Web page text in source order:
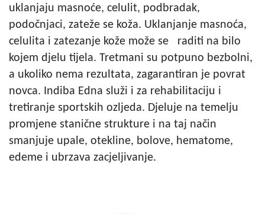
uklanjaju masnoće, celulit, podbradak,
podočnjaci, zateže se koža. Uklanjanje masnoća,
celulita i zatezanje kože može se raditi na bilo
kojem djelu tijela. Tretmani su potpuno bezbolni,
a ukoliko nema rezultata, zagarantiran je povrat
novca. Indiba Edna služi i za rehabilitaciju i
tretiranje sportskih ozljeda. Djeluje na temelju
promjene stanične strukture i na taj način
smanjuje upale, otekline, bolove, hematome,
edeme i ubrzava zacjeljivanje.